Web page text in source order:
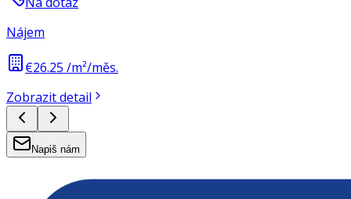
Nájem
€26.25 /m²/měs.
Zobrazit detail
Napiš nám